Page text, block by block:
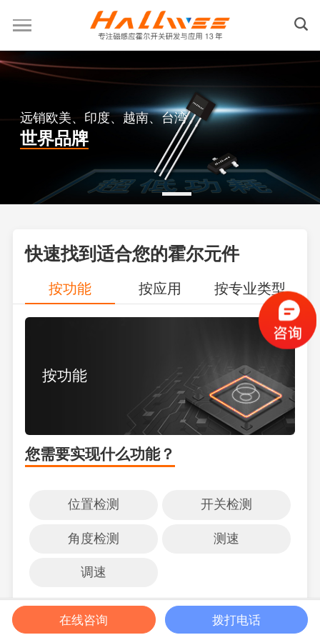
远销欧美、印度、越南、台湾
世界品牌
快速找到适合您的霍尔元件
按功能 按应用 按专业类型
按功能
您需要实现什么功能？
位置检测 开关检测
角度检测 测速
调速
帮我选型
获取报价
在线咨询 拨打电话